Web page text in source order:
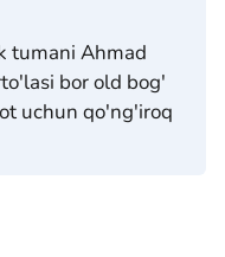
tumani Ahmad
bor old bog'
uchun qo'ng'iroq